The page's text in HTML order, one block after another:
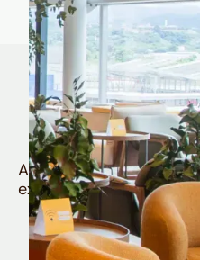
Quem é
Aproveite todos os
exclusivas da sua